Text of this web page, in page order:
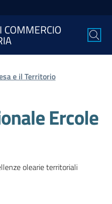
e il Territorio
Ercole
olearie territoriali